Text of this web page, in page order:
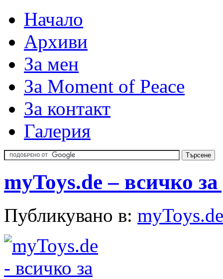
Начало
Архиви
За мен
За Moment of Peace
За контакт
Галерия
myToys.de – всичко за
Публикувано в: myToys.de